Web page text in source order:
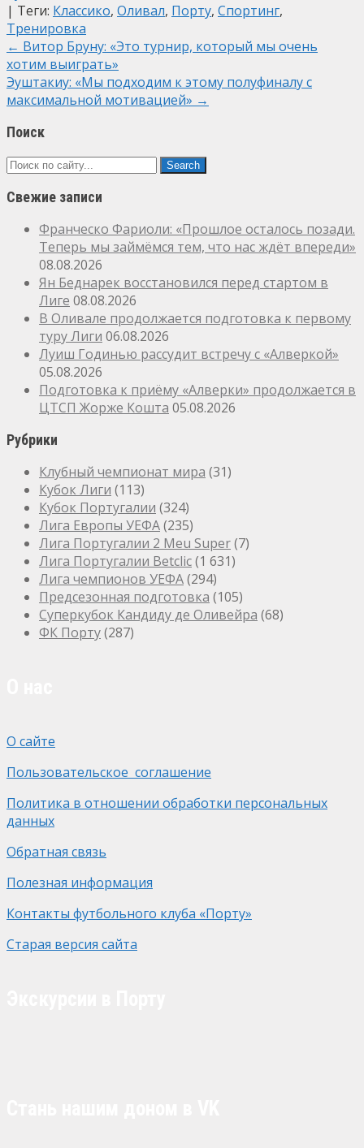
| Теги: Классико, Оливал, Порту, Спортинг,
Тренировка
Post
navigation
← Витор Бруну: «Это турнир, который мы очень
хотим выиграть»
Эуштакиу: «Мы подходим к этому полуфиналу с
максимальной мотивацией» →
Поиск
Свежие записи
Франческо Фариоли: «Прошлое осталось позади.
Теперь мы займёмся тем, что нас ждёт впереди»
08.08.2026
Ян Беднарек восстановился перед стартом в
Лиге 08.08.2026
В Оливале продолжается подготовка к первому
туру Лиги 06.08.2026
Луиш Годинью рассудит встречу с «Алверкой»
05.08.2026
Подготовка к приёму «Алверки» продолжается в
ЦТСП Жорже Кошта 05.08.2026
Рубрики
Клубный чемпионат мира (31)
Кубок Лиги (113)
Кубок Португалии (324)
Лига Европы УЕФА(235)
Лига Португалии 2 Meu Super(7)
Лига Португалии Betclic(1 631)
Лига чемпионов УЕФА(294)
Предсезонная подготовка (105)
Суперкубок Кандиду де Оливейра (68)
ФК Порту(287)
О сайте
Пользовательское соглашение
Политика в отношении обработки персональных
данных
Обратная связь
Полезная информация
Контакты футбольного клуба «Порту»
Старая версия сайта